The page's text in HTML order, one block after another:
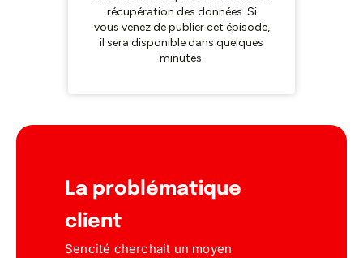
La problématique
client
Sencité cherchait un moyen